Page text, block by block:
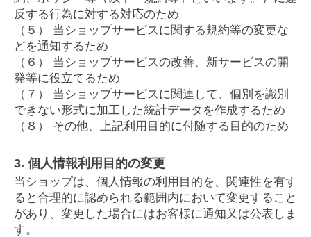
反する行為に対する対応のため
（５） 当ショップサービスに関する規約等の変更な
どを通知するため
（６） 当ショップサービスの改善、新サービスの開
発等に役立てるため
（７） 当ショップサービスに関連して、個別を識別
できない形式に加工した統計データを作成するため
（８） その他、上記利用目的に付随する目的のため
3. 個人情報利用目的の変更
当ショップは、個人情報の利用目的を、関連性を有す
ると合理的に認められる範囲内において変更すること
があり、変更した場合にはお客様に通知又は公表しま
す。